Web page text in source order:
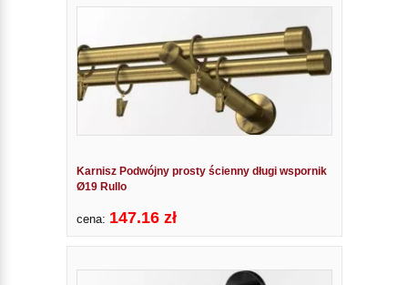
Karnisz Podwójny prosty ścienny długi wspornik
Ø19 Rullo
cena: 147.16 zł